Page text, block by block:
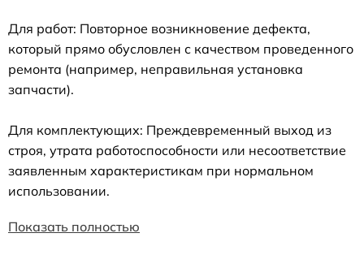
Для работ: Повторное возникновение дефекта,
который прямо обусловлен с качеством проведенного
ремонта (например, неправильная установка
запчасти).
Для комплектующих: Преждевременный выход из
строя, утрата работоспособности или несоответствие
заявленным характеристикам при нормальном
использовании.
Показать полностью